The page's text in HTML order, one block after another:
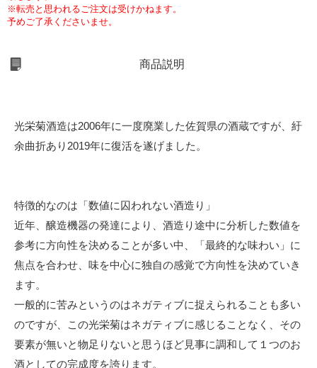
※転売と思われるご注文は受けかねます。
予めご了承くださいませ。
商品説明
光栄菊酒造は2006年に一度廃業した佐賀県の酒蔵ですが、紆
余曲折あり2019年に復活を遂げました。
特徴的なのは「数値に囚われない酒造り」
近年、醸造機器の発達により、酒造り途中に分析した数値を
参考に方向性を決めることが多い中、「最終的な味わい」に
焦点を合わせ、味を中心に独自の感覚で方向性を決めていき
ます。
一般的に苦みというのはネガティブに捉えられることも多い
のですが、この光栄菊はネガティブに感じることなく、その
要素が無いと物足りないと思うほど見事に調和して１つのお
酒としての完成度を誇ります。